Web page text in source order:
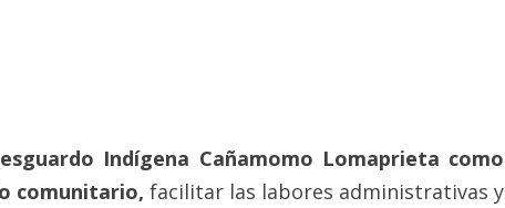
Indígena Cañamomo Lomaprieta como
comunitario, facilitar las labores administrativas y